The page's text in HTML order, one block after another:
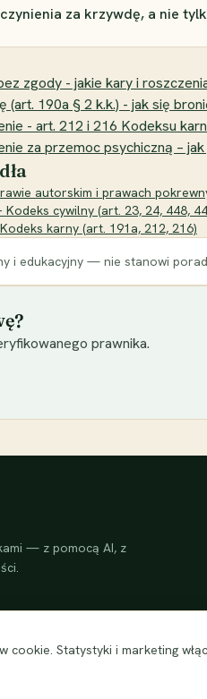
za krzywdę, a nie
zgody - jakie kary i
(art. 190a § 2 k.k.) - jak się
- art. 212 i 216 Kodeksu
za przemoc psychiczną –
autorskim i prawach
cywilny (art. 23, 24, 448,
karny (art. 191a, 212, 216)
i edukacyjny — nie stanowi
prawnika.
— z pomocą AI, z
cookie. Statystyki i marketing